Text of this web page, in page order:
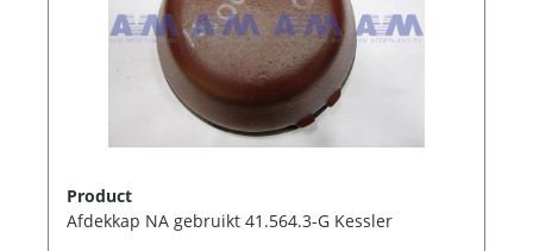
Product
Afdekkap NA gebruikt 41.564.3-G Kessler